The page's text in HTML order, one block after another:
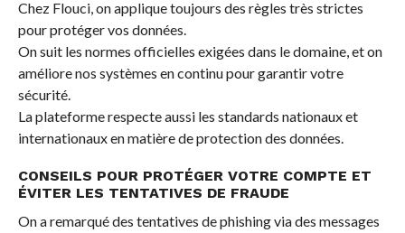
Chez Flouci, on applique toujours des règles très strictes
pour protéger vos données.
On suit les normes officielles exigées dans le domaine, et on
améliore nos systèmes en continu pour garantir votre
sécurité.
La plateforme respecte aussi les standards nationaux et
internationaux en matière de protection des données.
CONSEILS POUR PROTÉGER VOTRE COMPTE ET
ÉVITER LES TENTATIVES DE FRAUDE
On a remarqué des tentatives de phishing via des messages